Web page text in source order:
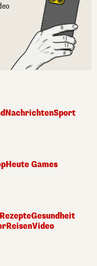
NachrichtenSport
Heute Games
RezepteGesundheit
ReisenVideo